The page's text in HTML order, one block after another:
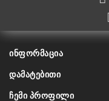
ᲘᲜᲤᲝᲠᲛᲐᲪᲘᲐ
ᲓᲐᲛᲐᲢᲔᲑᲘᲗᲘ
ᲩᲔᲛᲘ ᲞᲠᲝᲤᲘᲚᲘ